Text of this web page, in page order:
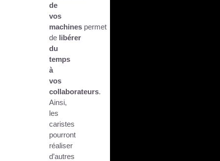
de
vos
machines permet
de libérer
du
temps
à
vos
collaborateurs.
Ainsi,
les
caristes
pourront
réaliser
d’autres